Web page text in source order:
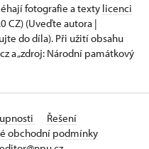
fotografie a texty licenci
CZ) (Uveďte autora |
do díla). Při užití obsahu
a „zdroj: Národní památkový
Řešení
obchodní podmínky